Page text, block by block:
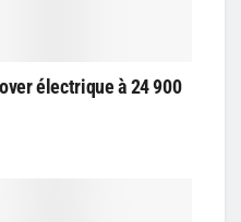
électrique à 24 900